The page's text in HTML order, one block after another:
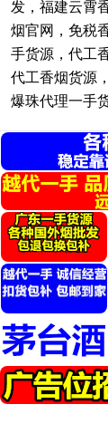
发，福建云霄
烟官网，免税
手货源，代工
代工香烟货源
爆珠代理一手